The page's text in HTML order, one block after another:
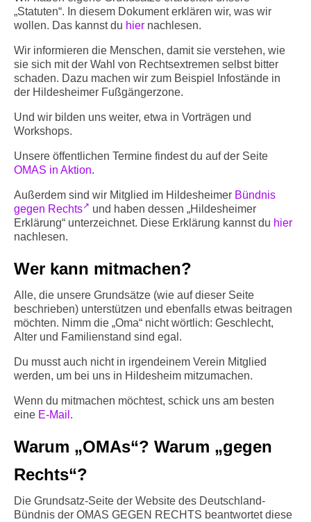
„Statuten“. In diesem Dokument erklären wir, was wir
wollen. Das kannst du hier nachlesen.
Wir informieren die Menschen, damit sie verstehen, wie
sie sich mit der Wahl von Rechtsextremen selbst bitter
schaden. Dazu machen wir zum Beispiel Infostände in
der Hildesheimer Fußgängerzone.
Und wir bilden uns weiter, etwa in Vorträgen und
Workshops.
Unsere öffentlichen Termine findest du auf der Seite
OMAS in Aktion.
Außerdem sind wir Mitglied im Hildesheimer Bündnis
gegen Rechts
und haben dessen „Hildesheimer
Erklärung“ unterzeichnet. Diese Erklärung kannst du hier
nachlesen.
Wer kann mitmachen?
Alle, die unsere Grundsätze (wie auf dieser Seite
beschrieben) unterstützen und ebenfalls etwas beitragen
möchten. Nimm die „Oma“ nicht wörtlich: Geschlecht,
Alter und Familienstand sind egal.
Du musst auch nicht in irgendeinem Verein Mitglied
werden, um bei uns in Hildesheim mitzumachen.
Wenn du mitmachen möchtest, schick uns am besten
eine E-Mail .
Warum „OMAs“? Warum „gegen
Rechts“?
Die Grundsatz-Seite der Website des Deutschland-
Bündnis der OMAS GEGEN RECHTS beantwortet diese